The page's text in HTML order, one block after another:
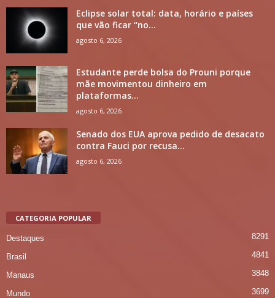
Eclipse solar total: data, horário e países
que vão ficar “no...
agosto 6, 2026
Estudante perde bolsa do Prouni porque
mãe movimentou dinheiro em
plataformas...
agosto 6, 2026
Senado dos EUA aprova pedido de desacato
contra Fauci por recusa...
agosto 6, 2026
CATEGORIA POPULAR
Destaques 8291
Brasil 4841
Manaus 3848
Mundo 3699